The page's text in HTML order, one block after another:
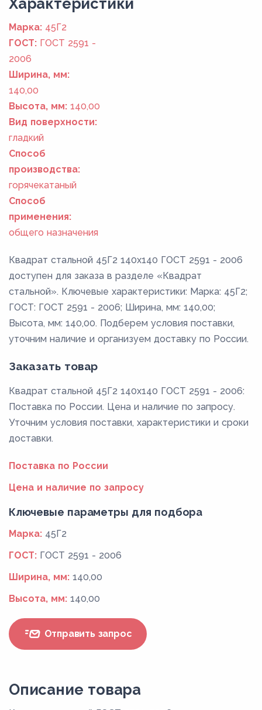
Марка: 45Г2
ГОСТ: ГОСТ 2591 -
2006
Ширина, мм:
140,00
Высота, мм: 140,00
Вид поверхности:
гладкий
Способ
производства:
горячекатаный
Способ
применения:
общего назначения
Квадрат стальной 45Г2 140x140 ГОСТ 2591 - 2006
доступен для заказа в разделе «Квадрат
стальной». Ключевые характеристики: Марка: 45Г2;
ГОСТ: ГОСТ 2591 - 2006; Ширина, мм: 140,00;
Высота, мм: 140,00. Подберем условия поставки,
уточним наличие и организуем доставку по России.
Заказать товар
Квадрат стальной 45Г2 140x140 ГОСТ 2591 - 2006:
Поставка по России. Цена и наличие по запросу.
Уточним условия поставки, характеристики и сроки
доставки.
Поставка по России
Цена и наличие по запросу
Ключевые параметры для подбора
Марка: 45Г2
ГОСТ: ГОСТ 2591 - 2006
Ширина, мм: 140,00
Высота, мм: 140,00
Отправить запрос
Описание товара